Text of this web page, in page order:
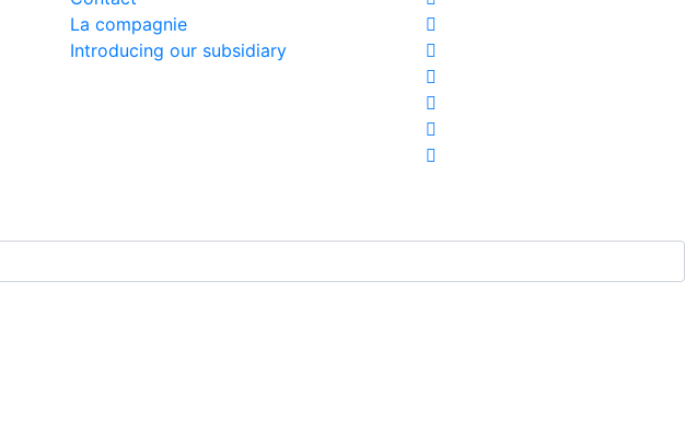
La compagnie
Introducing our subsidiary